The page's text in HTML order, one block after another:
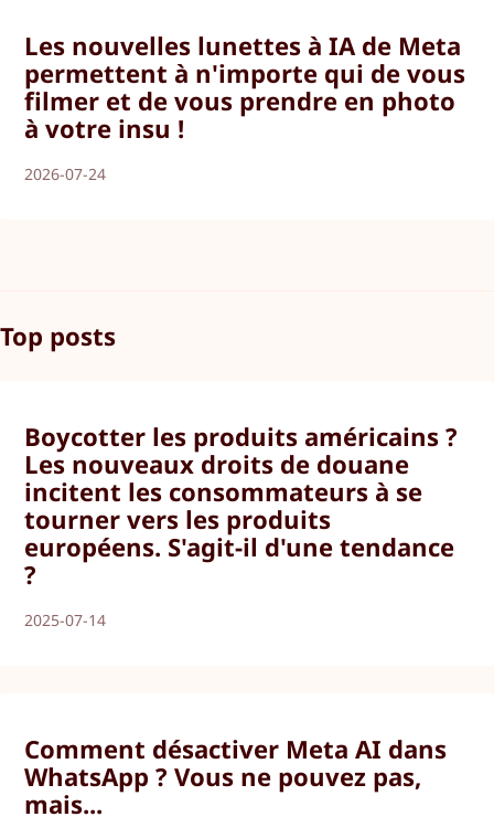
Les nouvelles lunettes à IA de Meta
permettent à n'importe qui de vous
filmer et de vous prendre en photo
à votre insu !
2026-07-24
Top posts
Boycotter les produits américains ?
Les nouveaux droits de douane
incitent les consommateurs à se
tourner vers les produits
européens. S'agit-il d'une tendance
?
2025-07-14
Comment désactiver Meta AI dans
WhatsApp ? Vous ne pouvez pas,
mais...